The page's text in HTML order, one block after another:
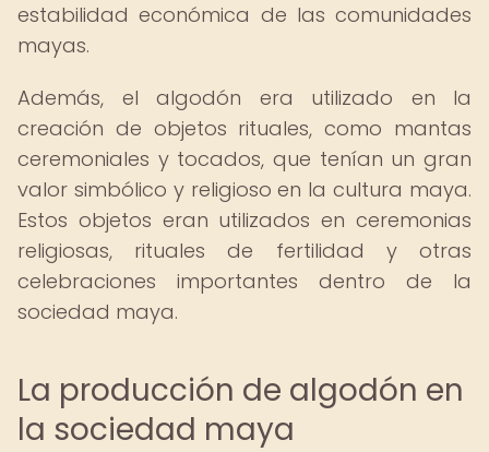
estabilidad económica de las comunidades
mayas.
Además, el algodón era utilizado en la
creación de objetos rituales, como mantas
ceremoniales y tocados, que tenían un gran
valor simbólico y religioso en la cultura maya.
Estos objetos eran utilizados en ceremonias
religiosas, rituales de fertilidad y otras
celebraciones importantes dentro de la
sociedad maya.
La producción de algodón en
la sociedad maya